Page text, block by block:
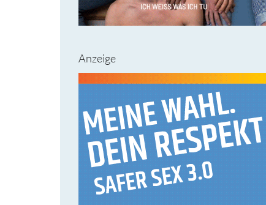
Anzeige